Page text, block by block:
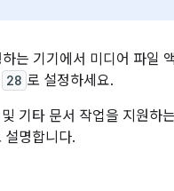
는 기기에서 미디어 파일
28 로 설정하세요.
기타 문서 작업을 지원하
설명합니다.